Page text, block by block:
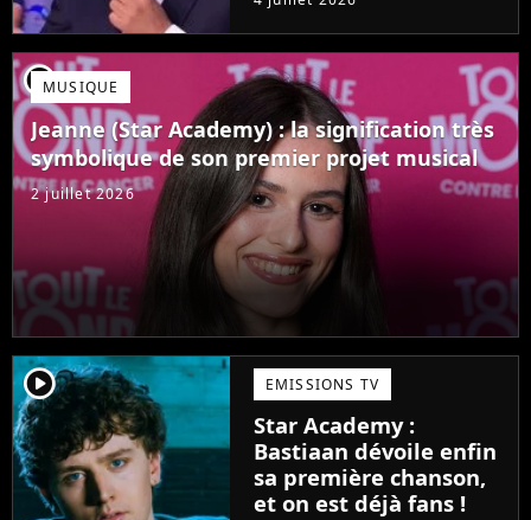
Academy est un rêve.
Mais comme l'a rappelé
une ancienne gagnante,
l'émission de TF1 n'est
pas toujours simple à
vivre.
player2MUSIQUE
Jeanne (Star Academy) : la signification très
symbolique de son premier projet musical
2 juillet 2026
player2 EMISSIONS TV
Star Academy :
Bastiaan dévoile enfin
sa première chanson,
et on est déjà fans !